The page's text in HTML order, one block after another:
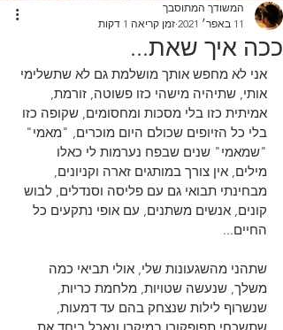
ככה איך שאת...
המשודך המתוסבך
11 באפר׳ 2021
זמן קריאה 1 דקות
אני לא מחפש אותך מושלמת גם לא שתשלימי
אותי, שתיהיה מישהי כזו פשוטה, זורמת,
אמיתית כזו בלי מסכות ומחסומים, שקופה כזו
בלי כל הזיופים שכולם היום מוכרים, "מאמי"
"שמאמי" שנים שבפח נערמות לי כאלו
מילים, אין צורך במותגים זארה וקניונים,
מבחינתי תבואי גם עם פליסה וסנדלים, לבוש
קונים, אנשים משתנים, עם אופי נתקעים כל
החיים...
שתהני מהשגעונות שלי, אולי תביאי כמה
משלך, שנעשה שטויות, מלחמת כריות,
שנשרוף לילות שנצחק בהם עד דמעות,